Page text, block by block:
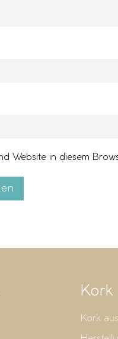
Website in diesem
Kork
Kork